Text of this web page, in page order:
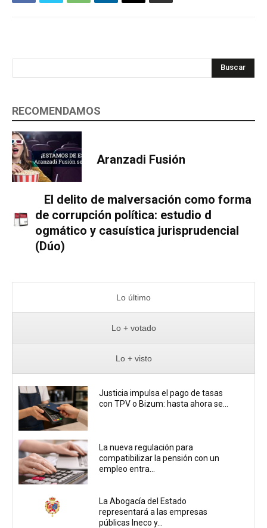
Buscar
RECOMENDAMOS
Aranzadi Fusión
El delito de malversación como forma
de corrupción política: estudio d
ogmático y casuística jurisprudencial
(Dúo)
Lo último
Lo + votado
Lo + visto
Justicia impulsa el pago de tasas
con TPV o Bizum: hasta ahora se...
La nueva regulación para
compatibilizar la pensión con un
empleo entra...
La Abogacía del Estado
representará a las empresas
públicas Ineco y...